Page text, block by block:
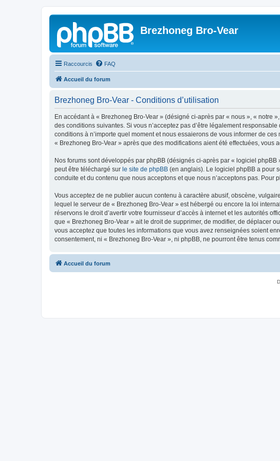
Brezhoneg Bro-Vear
Raccourcis FAQ
Accueil du forum
Brezhoneg Bro-Vear - Conditions d’utilisation
En accédant à « Brezhoneg Bro-Vear » (désigné ci-après par « nous », « notre
des conditions suivantes. Si vous n’acceptez pas d’être légalement
conditions à n’importe quel moment et nous essaierons de vous informer de
« Brezhoneg Bro-Vear » après que des modifications aient été effectuées,
Nos forums sont développés par phpBB (désignés ci-après par « logiciel
peut être téléchargé sur le site de phpBB (en anglais). Le logiciel phpBB a pour
conduite et du contenu que nous acceptons et que nous n’acceptons pas. Pour
Vous acceptez de ne publier aucun contenu à caractère abusif, obscène,
lequel le serveur de « Brezhoneg Bro-Vear » est hébergé ou encore la loi
réservons le droit d’avertir votre fournisseur d’accès à internet et les autorités
que « Brezhoneg Bro-Vear » ait le droit de supprimer, de modifier, de déplacer
vous acceptez que toutes les informations que vous avez renseignées soient
consentement, ni « Brezhoneg Bro-Vear », ni phpBB, ne pourront être tenus
Accueil du forum